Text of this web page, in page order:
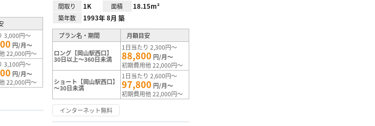
3,000円～
円/月～
22,000円～
3,100円～
円/月～
22,000円～
間取り 1K 面積 18.15m²
築年数 1993年 8月 築
プラン名・期間 月額目安
ロング【岡山駅西口】
30日以上～360日未満
1日当たり 2,300円～
88,800 円/月～
初期費用他 22,000円～
ショート【岡山駅西口】
～30日未満
1日当たり 2,600円～
97,800 円/月～
初期費用他 22,000円～
インターネット無料